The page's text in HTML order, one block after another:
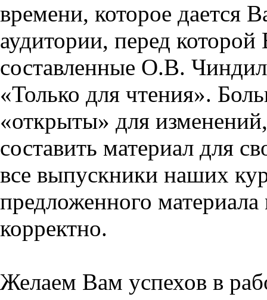
времени, которое дается
аудитории, перед
составленные О.В.
«Только для чтения».
«открыты» для
составить материал для
все выпускники наших
предложенного
корректно.
Желаем Вам успехов в